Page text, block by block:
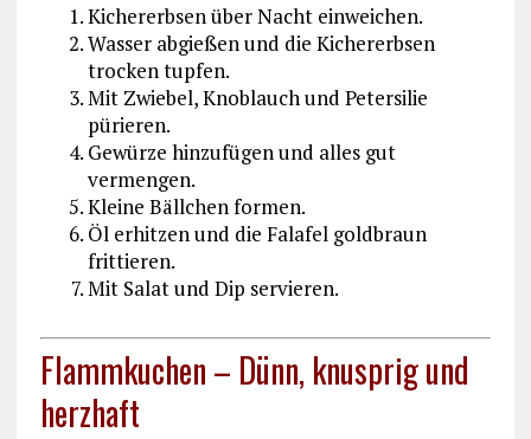
Kichererbsen über Nacht einweichen.
Wasser abgießen und die Kichererbsen
trocken tupfen.
Mit Zwiebel, Knoblauch und Petersilie
pürieren.
Gewürze hinzufügen und alles gut
vermengen.
Kleine Bällchen formen.
Öl erhitzen und die Falafel goldbraun
frittieren.
Mit Salat und Dip servieren.
Flammkuchen – Dünn, knusprig und
herzhaft